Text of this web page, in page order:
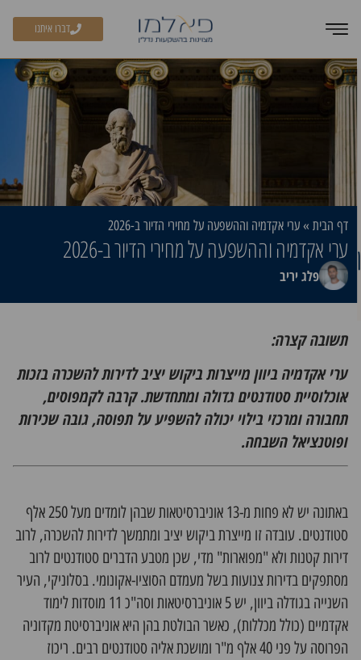
דברו איתנו
דף הבית » ערי אקדמיה וההשפעה על מחירי הדיור ב-2026
ערי אקדמיה וההשפעה על מחירי הדיור ב-2026
פלג יריב
תשובה קצרה:
ערי אקדמיה ביוון מייצרות ביקוש יציב לדירות להשכרה בזכות
אוכלוסיית סטודנטים גדולה ומתחדשת. קרבה לקמפוסים,
תחבורה ומרכזי בילוי יכולה להשפיע על תפוסה, גובה שכירות
ופוטנציאל השבחה.
באתונה יש לא פחות מ-13 אוניברסיטאות שבהן לומדים מעל 250 אלף
סטודנטים. עובדה זו מייצרת ביקוש יציב ומתמשך לדירות להשכרה, לרוב
דירות קטנות ולא "מפוארות" מדי, שכן מטבע הדברים סטודנטים לרוב
מסתפקים בדירות צנועות בשל מעמדם הסוציו-אקונומי. בסלוניקי, העיר
השנייה בגודלה ביוון, יש 5 אוניברסיטאות וסה"כ 11 מוסדות לימוד
אקדמיים (כולל מכללות), כאשר הבולטת בהן היא אוניברסיטת מקדוניה
הפרוסה על פני 40 אלף מ"ר ומושכת אליה סטודנטים רבים. ריכוז